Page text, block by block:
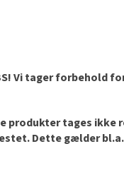
Vi tager forbehold
produkter tages
Dette gælder